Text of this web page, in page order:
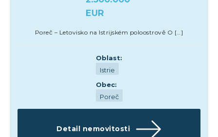
EUR
Poreč – Letovisko na Istrijském poloostrově O […]
Oblast:
Istrie
Obec:
Poreč
Detail nemovitosti